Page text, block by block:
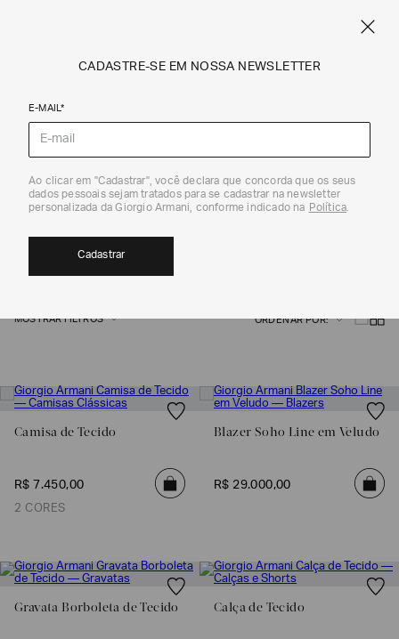
Giorgio Armani
COLEÇÃO EXCLUSIVA US | GIORGIO
ARMANI
MOSTRAR FILTROS ORDENAR POR
Camisa de Tecido
R$ 7 .450,00
2 CORES
Blazer Soho Line em Veludo
R$ 29.000,00
Gravata Borboleta de Tecido Calça de Tecido
CADASTRE-SE EM NOSSA NEWSLETTER
E-MAIL*
Ao clicar em "Cadastrar", você declara que concorda que os seus
dados pessoais sejam tratados para se cadastrar na newsletter
personalizada da Giorgio Armani, conforme indicado na Política.
Cadastrar